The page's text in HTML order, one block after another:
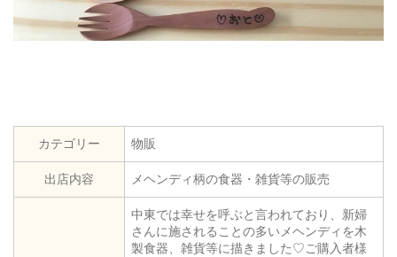
カテゴリー 物販
出店内容 メヘンディ柄の食器・雑貨等の販売
中東では幸せを呼ぶと言われており、新婦
さんに施されることの多いメヘンディを木
製食器、雑貨等に描きました♡ご購入者様